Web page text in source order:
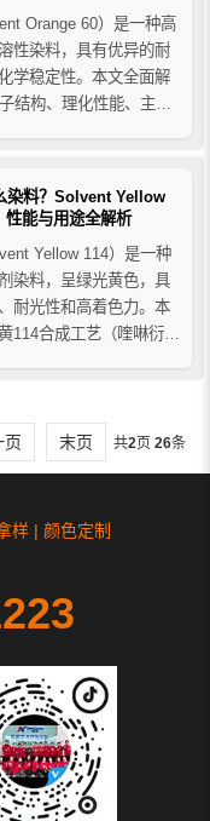
Orange 60）是一种高
性染料，具有优异的耐
学稳定性。本文全面解
结构、理化性能、主要
染料？Solvent Yellow
性能与用途全解析
Yellow 114）是一种
染料，呈绿光黄色，具
耐光性和高着色力。本
114合成工艺（喹啉衍生
料等领域，助您...
页 末页 共2页 26条
样 | 颜色定制